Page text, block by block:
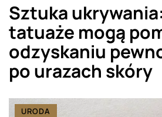
Sztuka
tatuaże mogą
odzyskaniu
po urazach skóry
URODA